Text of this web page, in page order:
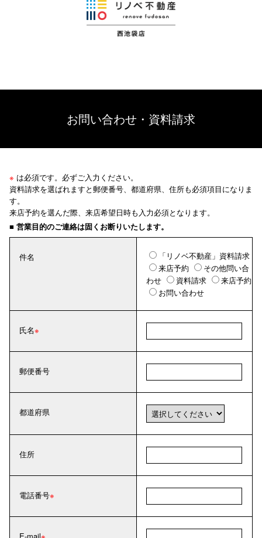
お問い合わせ・資料請求
※ は必須です。必ずご入力ください。
資料請求を選ばれますと郵便番号、都道府県、住所も必須項目になりま
す。
来店予約を選んだ際、来店希望日時も入力必須となります。
■ 営業目的のご連絡は固くお断りいたします。
件名
「リノベ不動産」資料請求
来店予約
その他問い合
わせ
資料請求
来店予約
お問い合わせ
氏名
郵便番号
都道府県
住所
電話番号